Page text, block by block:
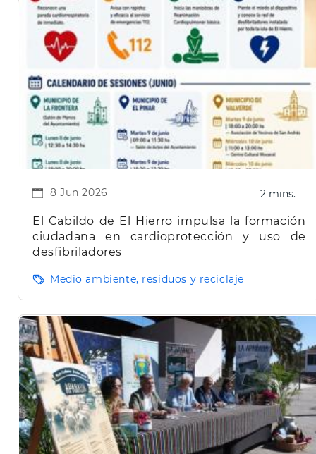
8 Jun 2026 2 mins.
El Cabildo de El Hierro impulsa la formación
ciudadana en cardioprotección y uso de
desfibriladores
Medio ambiente, residuos y reciclaje